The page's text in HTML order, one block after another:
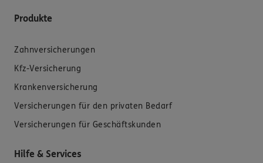
Produkte
Zahnversicherungen
Kfz-Versicherung
Krankenversicherung
Versicherungen für den privaten Bedarf
Versicherungen für Geschäftskunden
Hilfe & Services